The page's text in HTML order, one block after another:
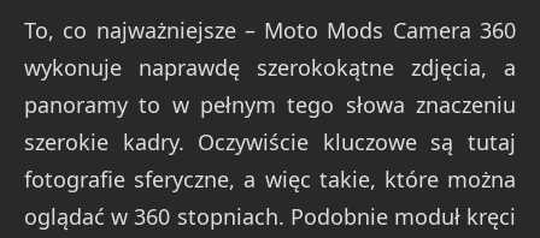
To, co najważniejsze – Moto Mods Camera 360
wykonuje naprawdę szerokokątne zdjęcia, a
panoramy to w pełnym tego słowa znaczeniu
szerokie kadry. Oczywiście kluczowe są tutaj
fotografie sferyczne, a więc takie, które można
oglądać w 360 stopniach. Podobnie moduł kręci